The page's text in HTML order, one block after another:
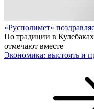
«Русполимет»
По традиции в
отмечают вместе
Экономика: выстоять и